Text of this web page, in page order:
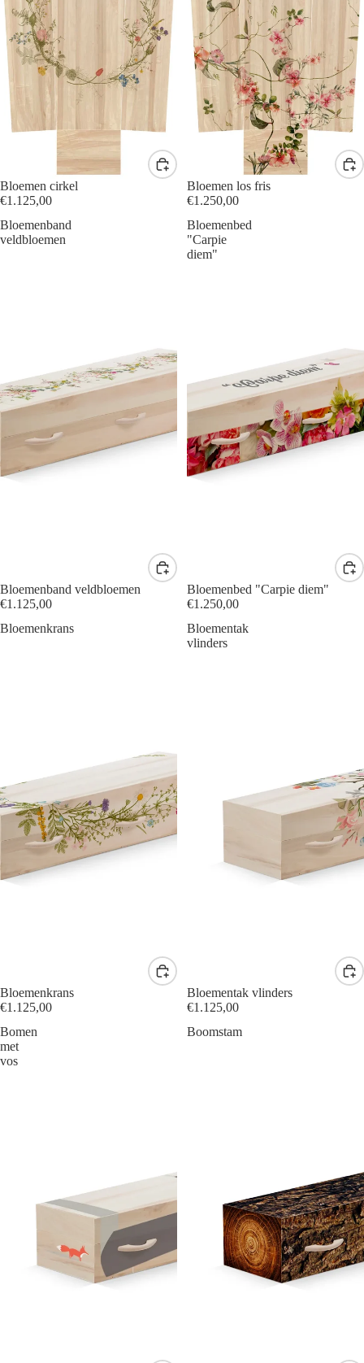
Bloemen cirkel
€1.125,00
Bloemen los fris
€1.250,00
Bloemenband
veldbloemen
Bloemenband veldbloemen
€1.125,00
Bloemenbed
"Carpie
diem"
Bloemenbed "Carpie diem"
€1.250,00
Bloemenkrans
Bloemenkrans
€1.125,00
Bloementak
vlinders
Bloementak vlinders
€1.125,00
Bomen
met
vos
Boomstam